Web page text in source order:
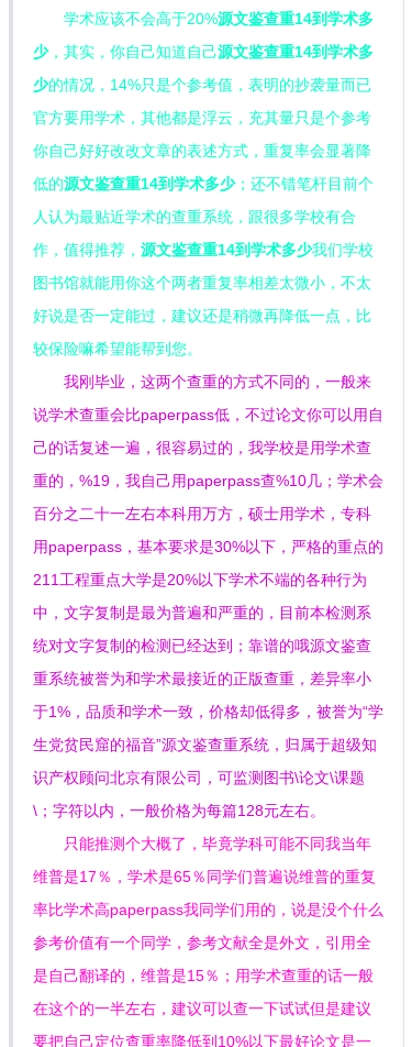
学术应该不会高于20%源文鉴查重14到学术多
少，其实，你自己知道自己源文鉴查重14到学术多
少的情况，14%只是个参考值，表明的抄袭量而已
官方要用学术，其他都是浮云，充其量只是个参考
你自己好好改改文章的表述方式，重复率会显著降
低的源文鉴查重14到学术多少；还不错笔杆目前个
人认为最贴近学术的查重系统，跟很多学校有合
作，值得推荐， 源文鉴查重14到学术多少我们学校
图书馆就能用你这个两者重复率相差太微小，不太
好说是否一定能过，建议还是稍微再降低一点，比
较保险嘛希望能帮到您。
我刚毕业，这两个查重的方式不同的，一般来
说学术查重会比paperpass低，不过论文你可以用自
己的话复述一遍，很容易过的，我学校是用学术查
重的，%19，我自己用paperpass查%10几；学术会
百分之二十一左右本科用万方，硕士用学术，专科
用paperpass，基本要求是30%以下，严格的重点的
211工程重点大学是20%以下学术不端的各种行为
中，文字复制是最为普遍和严重的，目前本检测系
统对文字复制的检测已经达到；靠谱的哦源文鉴查
重系统被誉为和学术最接近的正版查重，差异率小
于1%，品质和学术一致，价格却低得多，被誉为“学
生党贫民窟的福音”源文鉴查重系统，归属于超级知
识产权顾问北京有限公司，可监测图书\论文\课题
\；字符以内，一般价格为每篇128元左右。
只能推测个大概了，毕竟学科可能不同我当年
维普是17％，学术是65％同学们普遍说维普的重复
率比学术高paperpass我同学们用的，说是没个什么
参考价值有一个同学，参考文献全是外文，引用全
是自己翻译的，维普是15％；用学术查重的话一般
在这个的一半左右，建议可以查一下试试但是建议
要把自己定位查重率降低到10%以下最好论文是一